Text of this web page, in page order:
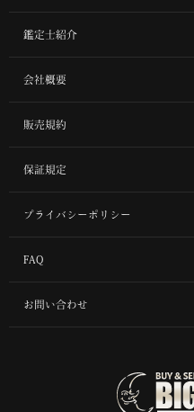
鑑定士紹介
会社概要
販売規約
保証規定
プライバシーポリシー
FAQ
お問い合わせ